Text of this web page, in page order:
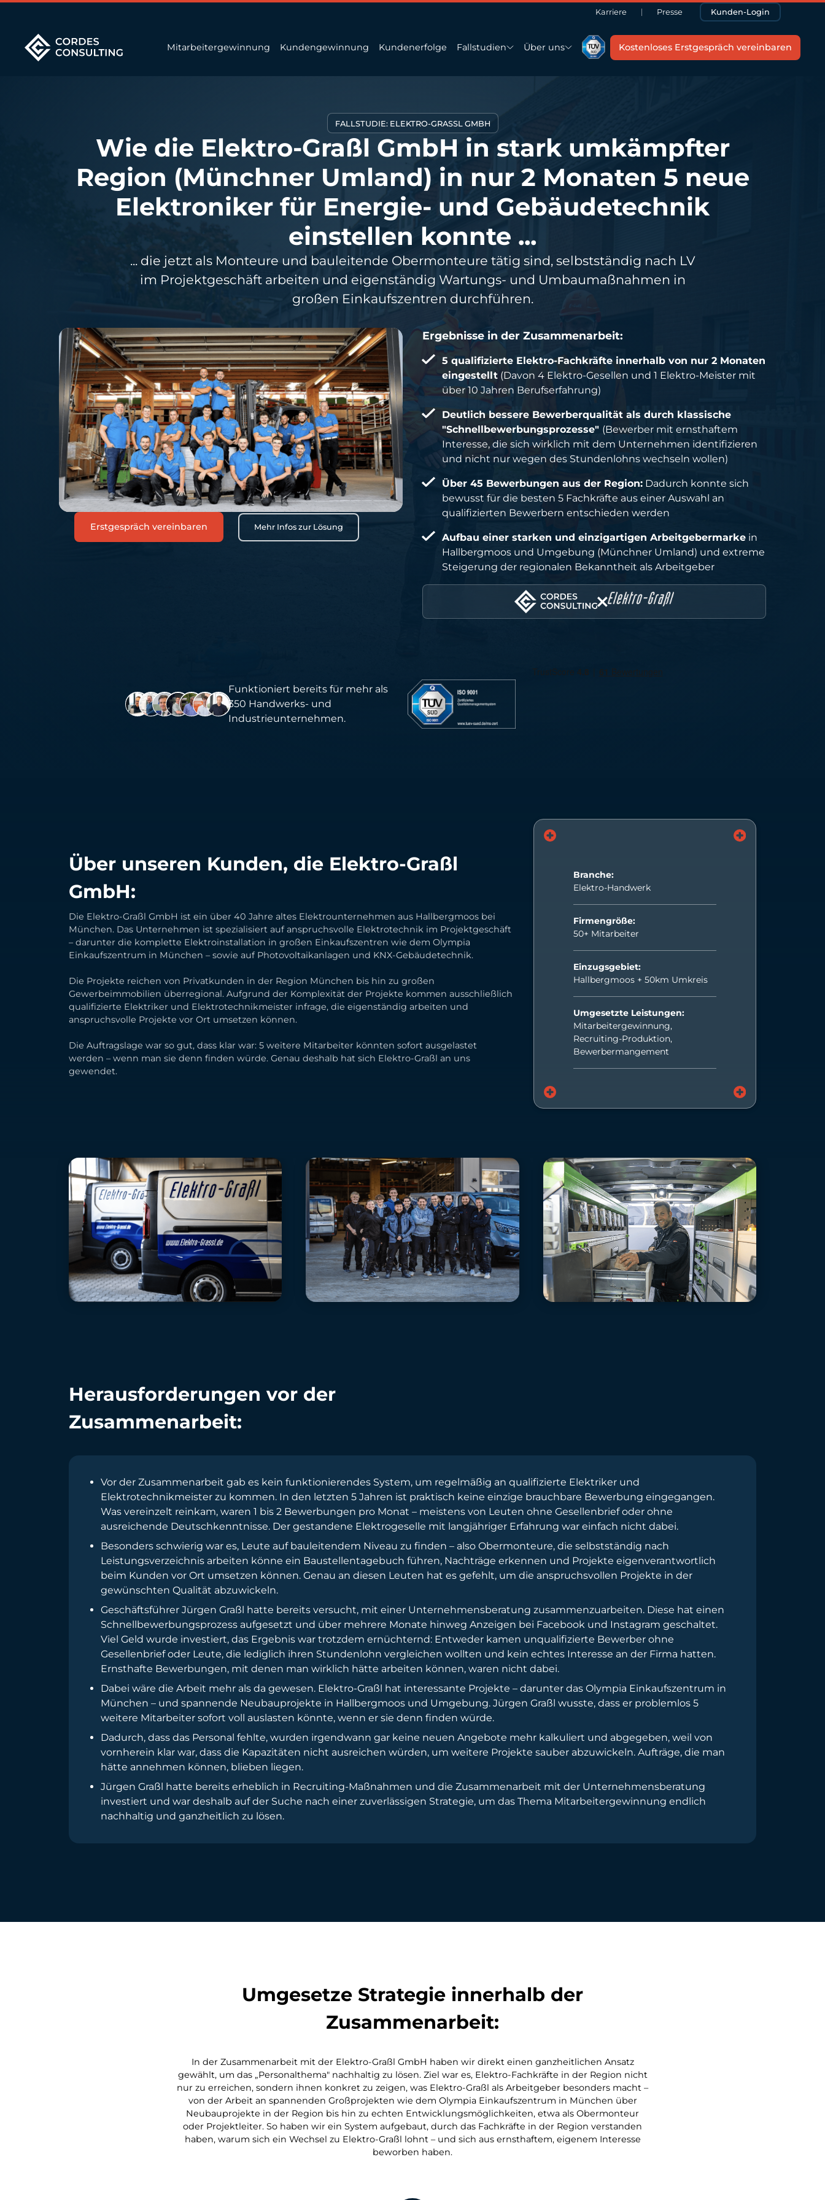
Karriere Presse Kunden-Login
Mitarbeitergewinnung Kundengewinnung Kundenerfolge Fallstudien Über uns Kostenloses Erstgespräch vereinbaren
FALLSTUDIE: ELEKTRO-GRASSL GMBH
Wie die Elektro-Graßl GmbH in stark umkämpfter
Region (Münchner Umland) in nur 2 Monaten 5 neue
Elektroniker für Energie- und Gebäudetechnik
einstellen konnte ...
... die jetzt als Monteure und bauleitende Obermonteure tätig sind, selbstständig nach LV
im Projektgeschäft arbeiten und eigenständig Wartungs- und Umbaumaßnahmen in
großen Einkaufszentren durchführen.
Erstgespräch vereinbaren Mehr Infos zur Lösung
Ergebnisse in der Zusammenarbeit:
5 qualifizierte Elektro-Fachkräfte innerhalb von nur 2 Monaten
eingestellt (Davon 4 Elektro-Gesellen und 1 Elektro-Meister mit
über 10 Jahren Berufserfahrung)
Deutlich bessere Bewerberqualität als durch klassische
"Schnellbewerbungsprozesse" (Bewerber mit ernsthaftem
Interesse, die sich wirklich mit dem Unternehmen identifizieren
und nicht nur wegen des Stundenlohns wechseln wollen)
Über 45 Bewerbungen aus der Region: Dadurch konnte sich
bewusst für die besten 5 Fachkräfte aus einer Auswahl an
qualifizierten Bewerbern entschieden werden
Aufbau einer starken und einzigartigen Arbeitgebermarke in
Hallbergmoos und Umgebung (Münchner Umland) und extreme
Steigerung der regionalen Bekanntheit als Arbeitgeber
Funktioniert bereits für mehr als
350 Handwerks- und
Industrieunternehmen.
Über unseren Kunden, die Elektro-Graßl
GmbH:
Die Elektro-Graßl GmbH ist ein über 40 Jahre altes Elektrounternehmen aus Hallbergmoos bei
München. Das Unternehmen ist spezialisiert auf anspruchsvolle Elektrotechnik im Projektgeschäft
– darunter die komplette Elektroinstallation in großen Einkaufszentren wie dem Olympia
Einkaufszentrum in München – sowie auf Photovoltaikanlagen und KNX-Gebäudetechnik.
Die Projekte reichen von Privatkunden in der Region München bis hin zu großen
Gewerbeimmobilien überregional. Aufgrund der Komplexität der Projekte kommen ausschließlich
qualifizierte Elektriker und Elektrotechnikmeister infrage, die eigenständig arbeiten und
anspruchsvolle Projekte vor Ort umsetzen können.
Die Auftragslage war so gut, dass klar war: 5 weitere Mitarbeiter könnten sofort ausgelastet
werden – wenn man sie denn finden würde. Genau deshalb hat sich Elektro-Graßl an uns
gewendet.
Branche:
Elektro-Handwerk
Firmengröße:
50+ Mitarbeiter
Einzugsgebiet:
Hallbergmoos + 50km Umkreis
Umgesetzte Leistungen:
Mitarbeitergewinnung,
Recruiting-Produktion,
Bewerbermangement
Herausforderungen vor der
Zusammenarbeit:
Vor der Zusammenarbeit gab es kein funktionierendes System, um regelmäßig an qualifizierte Elektriker und
Elektrotechnikmeister zu kommen. In den letzten 5 Jahren ist praktisch keine einzige brauchbare Bewerbung eingegangen.
Was vereinzelt reinkam, waren 1 bis 2 Bewerbungen pro Monat – meistens von Leuten ohne Gesellenbrief oder ohne
ausreichende Deutschkenntnisse. Der gestandene Elektrogeselle mit langjähriger Erfahrung war einfach nicht dabei.
Besonders schwierig war es, Leute auf bauleitendem Niveau zu finden – also Obermonteure, die selbstständig nach
Leistungsverzeichnis arbeiten könne ein Baustellentagebuch führen, Nachträge erkennen und Projekte eigenverantwortlich
beim Kunden vor Ort umsetzen können. Genau an diesen Leuten hat es gefehlt, um die anspruchsvollen Projekte in der
gewünschten Qualität abzuwickeln.
Geschäftsführer Jürgen Graßl hatte bereits versucht, mit einer Unternehmensberatung zusammenzuarbeiten. Diese hat einen
Schnellbewerbungsprozess aufgesetzt und über mehrere Monate hinweg Anzeigen bei Facebook und Instagram geschaltet.
Viel Geld wurde investiert, das Ergebnis war trotzdem ernüchternd: Entweder kamen unqualifizierte Bewerber ohne
Gesellenbrief oder Leute, die lediglich ihren Stundenlohn vergleichen wollten und kein echtes Interesse an der Firma hatten.
Ernsthafte Bewerbungen, mit denen man wirklich hätte arbeiten können, waren nicht dabei.
Dabei wäre die Arbeit mehr als da gewesen. Elektro-Graßl hat interessante Projekte – darunter das Olympia Einkaufszentrum in
München – und spannende Neubauprojekte in Hallbergmoos und Umgebung. Jürgen Graßl wusste, dass er problemlos 5
weitere Mitarbeiter sofort voll auslasten könnte, wenn er sie denn finden würde.
Dadurch, dass das Personal fehlte, wurden irgendwann gar keine neuen Angebote mehr kalkuliert und abgegeben, weil von
vornherein klar war, dass die Kapazitäten nicht ausreichen würden, um weitere Projekte sauber abzuwickeln. Aufträge, die man
hätte annehmen können, blieben liegen.
Jürgen Graßl hatte bereits erheblich in Recruiting-Maßnahmen und die Zusammenarbeit mit der Unternehmensberatung
investiert und war deshalb auf der Suche nach einer zuverlässigen Strategie, um das Thema Mitarbeitergewinnung endlich
nachhaltig und ganzheitlich zu lösen.
Umgesetze Strategie innerhalb der
Zusammenarbei t:
In der Zusammenarbeit mit der Elektro-Graßl GmbH haben wir direkt einen ganzheitlichen Ansatz
gewählt, um das „Personalthema" nachhaltig zu lösen. Ziel war es, Elektro-Fachkräfte in der Region nicht
nur zu erreichen, sondern ihnen konkret zu zeigen, was Elektro-Graßl als Arbeitgeber besonders macht –
von der Arbeit an spannenden Großprojekten wie dem Olympia Einkaufszentrum in München über
Neubauprojekte in der Region bis hin zu echten Entwicklungsmöglichkeiten, etwa als Obermonteur
oder Projektleiter. So haben wir ein System aufgebaut, durch das Fachkräfte in der Region verstanden
haben, warum sich ein Wechsel zu Elektro-Graßl lohnt – und sich aus ernsthaftem, eigenem Interesse
beworben haben.